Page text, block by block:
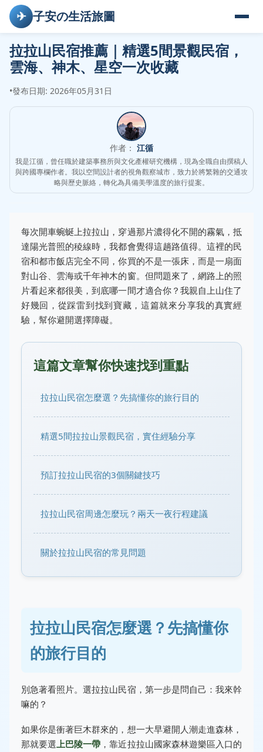
✈ 子安の生活旅圖
拉拉山民宿推薦｜精選5間景觀民宿，
雲海、神木、星空一次收藏
•發布日期: 2026年05月31日
作者： 江循
我是江循，曾任職於建築事務所與文化產權研究機構，現為全職自由撰稿人
與跨國專欄作者。我以空間設計者的視角觀察城市，致力於將繁雜的交通攻
略與歷史脈絡，轉化為具備美學溫度的旅行提案。
每次開車蜿蜒上拉拉山，穿過那片濃得化不開的霧氣，抵
達陽光普照的稜線時，我都會覺得這趟路值得。這裡的民
宿和都市飯店完全不同，你買的不是一張床，而是一扇面
對山谷、雲海或千年神木的窗。但問題來了，網路上的照
片看起來都很美，到底哪一間才適合你？我親自上山住了
好幾回，從踩雷到找到寶藏，這篇就來分享我的真實經
驗，幫你避開選擇障礙。
這篇文章幫你快速找到重點
拉拉山民宿怎麼選？先搞懂你的旅行目的
精選5間拉拉山景觀民宿，實住經驗分享
預訂拉拉山民宿的3個關鍵技巧
拉拉山民宿周邊怎麼玩？兩天一夜行程建議
關於拉拉山民宿的常見問題
拉拉山民宿怎麼選？先搞懂你
的旅行目的
別急著看照片。選拉拉山民宿，第一步是問自己：我來幹
嘛的？
如果你是衝著巨木群來的，想一大早避開人潮走進森林，
那就要選上巴陵一帶 ，靠近拉拉山國家森林遊樂區入口的